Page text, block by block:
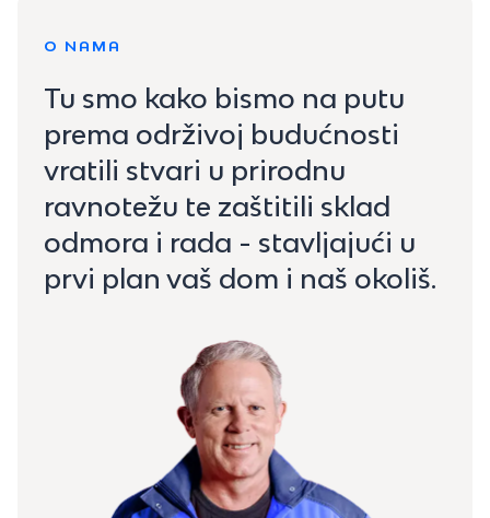
O NAMA
Tu smo kako bismo na putu
prema održivoj budućnosti
vratili stvari u prirodnu
ravnotežu te zaštitili sklad
odmora i rada - stavljajući u
prvi plan vaš dom i naš okoliš.